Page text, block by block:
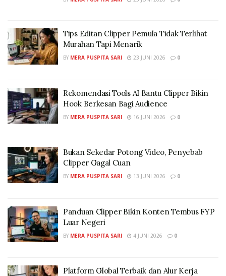
Tips Editan Clipper Pemula Tidak Terlihat
Murahan Tapi Menarik
BY MERA PUSPITA SARI 23 JUNI 2026 0
Rekomendasi Tools AI Bantu Clipper Bikin
Hook Berkesan Bagi Audience
BY MERA PUSPITA SARI 16 JUNI 2026 0
Bukan Sekedar Potong Video, Penyebab
Clipper Gagal Cuan
BY MERA PUSPITA SARI 13 JUNI 2026 0
Panduan Clipper Bikin Konten Tembus FYP
Luar Negeri
BY MERA PUSPITA SARI 4 JUNI 2026 0
Platform Global Terbaik dan Alur Kerja